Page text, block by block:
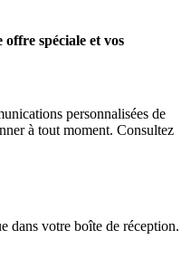
spéciale et vos
personnalisées de
à tout moment. Consultez
dans votre boîte de réception.